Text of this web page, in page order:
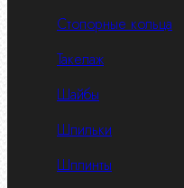
Стопорные кольца
Такелаж
Шайбы
Шпильки
Шплинты